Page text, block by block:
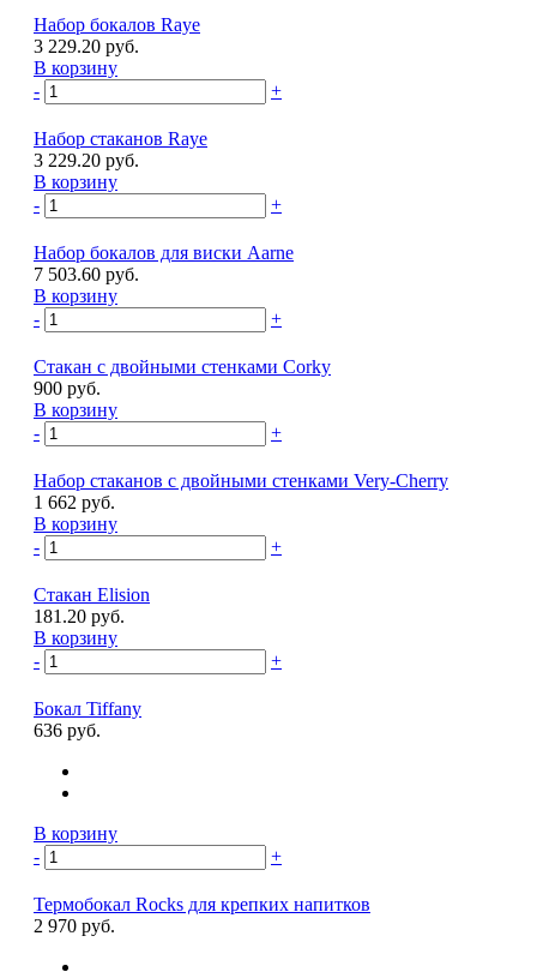
Набор бокалов Raye
3 229.20 руб.
В корзину
-
+
Набор стаканов Raye
3 229.20 руб.
В корзину
-
+
Набор бокалов для виски Aarne
7 503.60 руб.
В корзину
-
+
Стакан с двойными стенками Corky
900 руб.
В корзину
-
+
Набор стаканов с двойными стенками Very-Cherry
1 662 руб.
В корзину
-
+
Стакан Elision
181.20 руб.
В корзину
-
+
Бокал Tiffany
636 руб.
В корзину
-
+
Термобокал Rocks для крепких напитков
2 970 руб.